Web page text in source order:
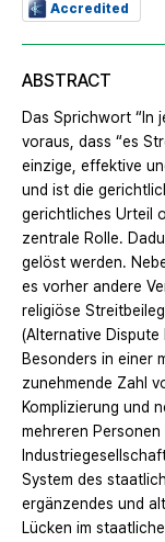
Accredited
ABSTRACT
Das Sprichwort “In
voraus, dass “es
einzige, effektive
und ist die
gerichtliches Urteil
zentrale Rolle.
gelöst werden.
es vorher andere
religiöse
(Alternative
Besonders in einer
zunehmende Zahl
Komplizierung und
mehreren
System des
ergänzendes und
Lücken im